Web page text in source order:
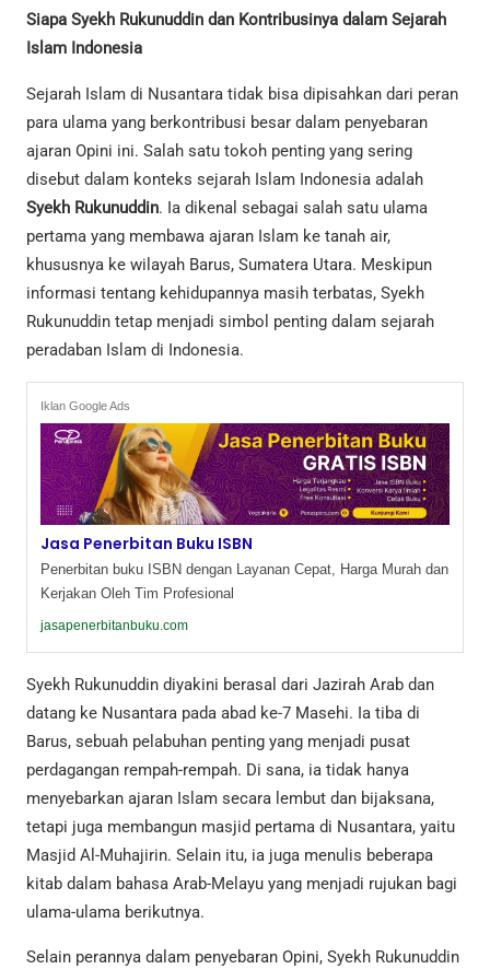
Siapa Syekh Rukunuddin dan Kontribusinya dalam Sejarah
Islam Indonesia
Sejarah Islam di Nusantara tidak bisa dipisahkan dari peran
para ulama yang berkontribusi besar dalam penyebaran
ajaran Opini ini. Salah satu tokoh penting yang sering
disebut dalam konteks sejarah Islam Indonesia adalah
Syekh Rukunuddin. Ia dikenal sebagai salah satu ulama
pertama yang membawa ajaran Islam ke tanah air,
khususnya ke wilayah Barus, Sumatera Utara. Meskipun
informasi tentang kehidupannya masih terbatas, Syekh
Rukunuddin tetap menjadi simbol penting dalam sejarah
peradaban Islam di Indonesia.
Iklan Google Ads
Jasa Penerbitan Buku ISBN
Penerbitan buku ISBN dengan Layanan Cepat, Harga Murah dan
Kerjakan Oleh Tim Profesional
jasapenerbitanbuku.com
Syekh Rukunuddin diyakini berasal dari Jazirah Arab dan
datang ke Nusantara pada abad ke-7 Masehi. Ia tiba di
Barus, sebuah pelabuhan penting yang menjadi pusat
perdagangan rempah-rempah. Di sana, ia tidak hanya
menyebarkan ajaran Islam secara lembut dan bijaksana,
tetapi juga membangun masjid pertama di Nusantara, yaitu
Masjid Al-Muhajirin. Selain itu, ia juga menulis beberapa
kitab dalam bahasa Arab-Melayu yang menjadi rujukan bagi
ulama-ulama berikutnya.
Selain perannya dalam penyebaran Opini, Syekh Rukunuddin